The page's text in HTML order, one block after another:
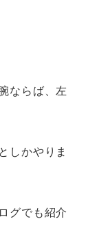
ならば、左
しかやりま
グでも紹介